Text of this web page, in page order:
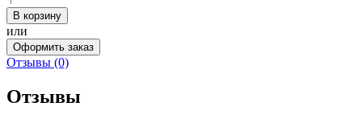
В корзину
или
Оформить заказ
Отзывы (0)
Отзывы